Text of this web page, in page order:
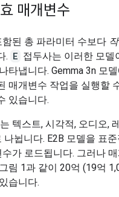
매개변수
된 총 파라미터 수보다
. E 접두사는 이러한 모델
타냅니다. Gemma 3n 모
매개변수 작업을 실행할
있습니다.
텍스트, 시각적, 오디오,
뉩니다. E2B 모델을 표
가 로드됩니다. 그러나
림 1과 같이 20억 (19억
습니다.